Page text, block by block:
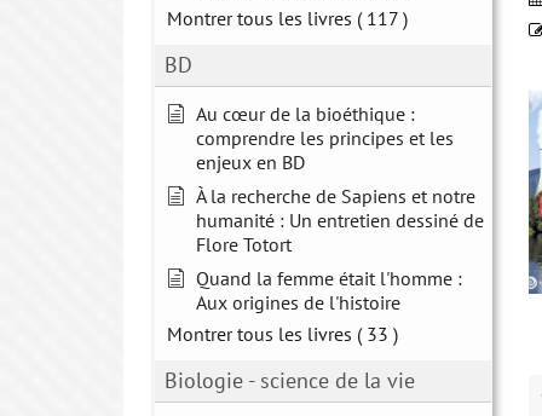
Montrer tous les livres ( 117 )
BD
Au cœur de la bioéthique :
comprendre les principes et les
enjeux en BD
À la recherche de Sapiens et notre
humanité : Un entretien dessiné de
Flore Totort
Quand la femme était l'homme :
Aux origines de l'histoire
Montrer tous les livres ( 33 )
Biologie - science de la vie